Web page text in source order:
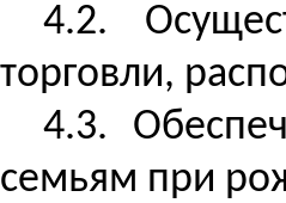
4.2.
торговли,
4.3.
семьям при